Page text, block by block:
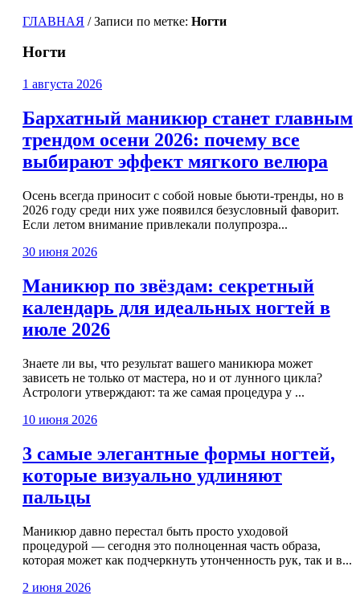
ГЛАВНАЯ /Записи по метке: Ногти
Ногти
1 августа 2026
Бархатный маникюр станет главным
трендом осени 2026: почему все
выбирают эффект мягкого велюра
Осень всегда приносит с собой новые бьюти-тренды, но в
2026 году среди них уже появился безусловный фаворит.
Если летом внимание привлекали полупрозра...
30 июня 2026
Маникюр по звёздам: секретный
календарь для идеальных ногтей в
июле 2026
Знаете ли вы, что результат вашего маникюра может
зависеть не только от мастера, но и от лунного цикла?
Астрологи утверждают: та же самая процедура у ...
10 июня 2026
3 самые элегантные формы ногтей,
которые визуально удлиняют
пальцы
Маникюр давно перестал быть просто уходовой
процедурой — сегодня это полноценная часть образа,
которая может как подчеркнуть утонченность рук, так и в...
2 июня 2026